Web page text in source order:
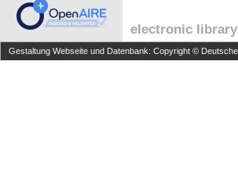
electronic
Gestaltung Webseite und Datenbank: Copyright ©